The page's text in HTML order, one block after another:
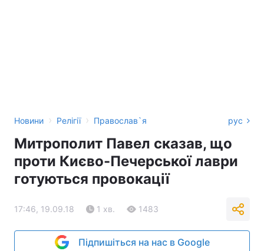
Новини › Релігії › Православ`я рус
Митрополит Павел сказав, що
проти Києво-Печерської лаври
готуються провокації
17:46, 19.09.18 1 хв. 1483
Підпишіться на нас в Google